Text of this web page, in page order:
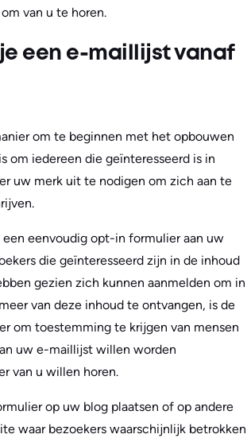
van u te horen.
je een e-maillijst vanaf
om te beginnen met het opbouwen
om iedereen die geïnteresseerd is in
uw merk uit te nodigen om zich aan te
eenvoudig opt-in formulier aan uw
die geïnteresseerd zijn in de inhoud
gezien zich kunnen aanmelden om in
van deze inhoud te ontvangen, is de
om toestemming te krijgen van mensen
uw e-maillijst willen worden
van u willen horen.
op uw blog plaatsen of op andere
waar bezoekers waarschijnlijk betrokken